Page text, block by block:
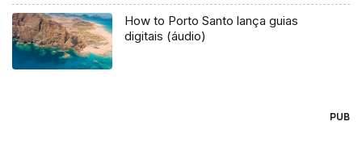
How to Porto Santo lança guias
digitais (áudio)
PUB